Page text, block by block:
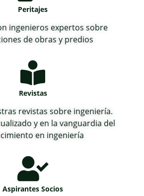
Peritajes
ingenieros expertos sobre
de obras y predios
Revistas
revistas sobre ingeniería.
y en la vanguardia del
en ingeniería
Aspirantes Socios